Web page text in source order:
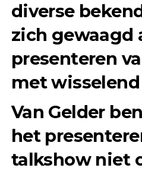
diverse
zich gewaagd
presenteren
met wisselend
Van Gelder
het
talkshow niet